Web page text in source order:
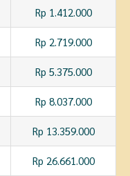
Rp 1.412.000
Rp 2.719.000
Rp 5.375.000
Rp 8.037.000
Rp 13.359.000
Rp 26.661.000